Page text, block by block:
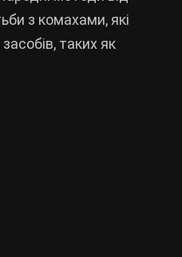
з комахами, які
таких як